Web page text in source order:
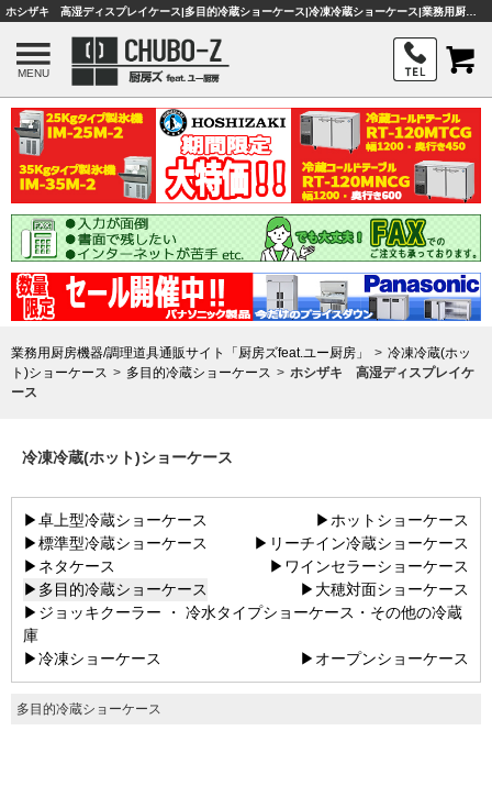
MENU
業務用厨房機器/調理道具通販サイト「厨房ズfeat.ユー厨房」
冷凍冷蔵(ホッ
ト)ショーケース
多目的冷蔵ショーケース
ホシザキ 高湿ディスプレイケ
ース
冷凍冷蔵(ホット)ショーケース
▶卓上型冷蔵ショーケース
▶ホットショーケース
▶標準型冷蔵ショーケース
▶リーチイン冷蔵ショーケース
▶ネタケース
▶ワインセラーショーケース
▶多目的冷蔵ショーケース
▶大穂対面ショーケース
▶ジョッキクーラー ・ 冷水タイプショーケース・その他の冷蔵
庫
▶冷凍ショーケース
▶オープンショーケース
多目的冷蔵ショーケース